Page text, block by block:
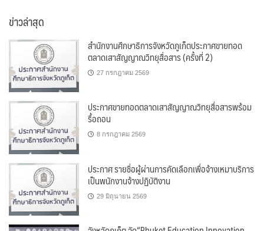
ข่าวล่าสุด
สำนักงานศึกษาธิการจังหวัดภูเก็ตประกาศขายทอด
ตลาดเสาสัญญาณวิทยุสื่อสาร (ครั้งที่ 2)
27 กรกฎาคม 2569
ประกาศขายทอดตลาดเสาสัญญาณวิทยุสื่อสารพร้อม
รื้อถอน
8 กรกฎาคม 2569
ประกาศ รายชื่อผู้ผ่านการคัดเลือกเพื่อจ้างเหมาบริการ
เป็นพนักงานจ้างปฏิบัติงาน
29 มิถุนายน 2569